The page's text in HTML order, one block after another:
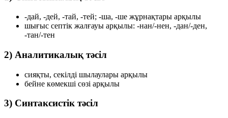
-дай, -дей, -тай, -тей; -ша, -ше жұрнақтары арқылы
шығыс септік жалғауы арқылы: -нан/-нен, -дан/-ден,
-тан/-тен
2) Аналитикалық тәсіл
сияқты, секілді шылаулары арқылы
бейне көмекші сөзі арқылы
3) Синтаксистік тәсіл